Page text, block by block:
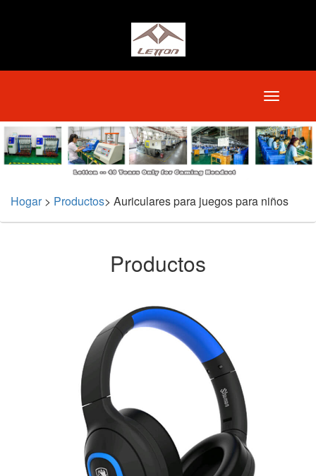
Hogar > Productos> Auriculares para juegos para niños
Productos